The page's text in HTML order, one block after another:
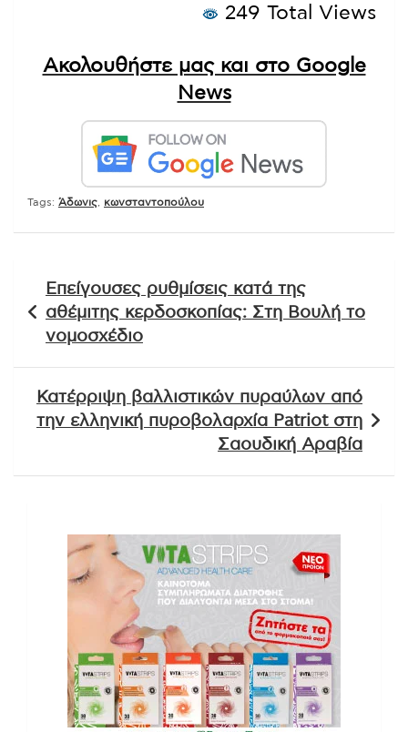
249 Total Views
Ακολουθήστε μας και στο Google
News
Tags: Άδωνις κωνσταντοπούλου
άρθρων
Επείγουσες ρυθμίσεις κατά της
αθέμιτης κερδοσκοπίας: Στη Βουλή το
νομοσχέδιο
Κατέρριψη βαλλιστικών πυραύλων από
την ελληνική πυροβολαρχία Patriot στη
Σαουδική Αραβία